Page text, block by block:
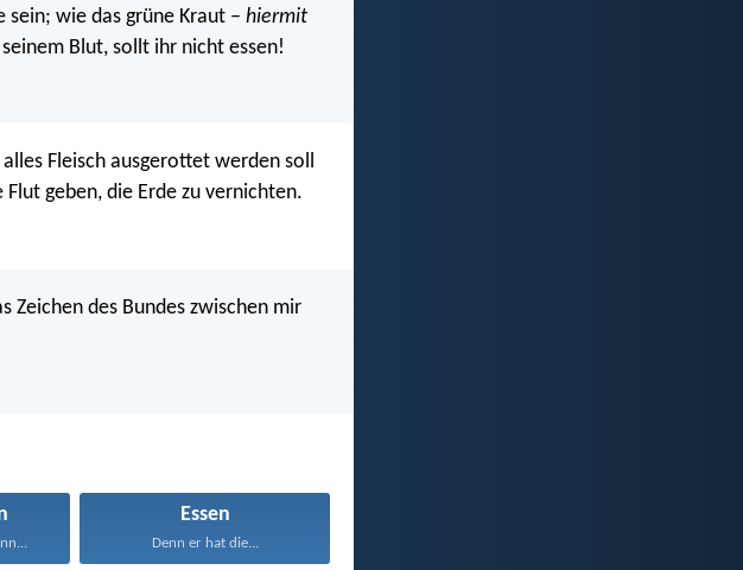
sein; wie das grüne Kraut – hiermit
Blut, sollt ihr nicht essen!
Fleisch ausgerottet werden soll
geben, die Erde zu vernichten.
Zeichen des Bundes zwischen mir
Essen
Denn er hat die...